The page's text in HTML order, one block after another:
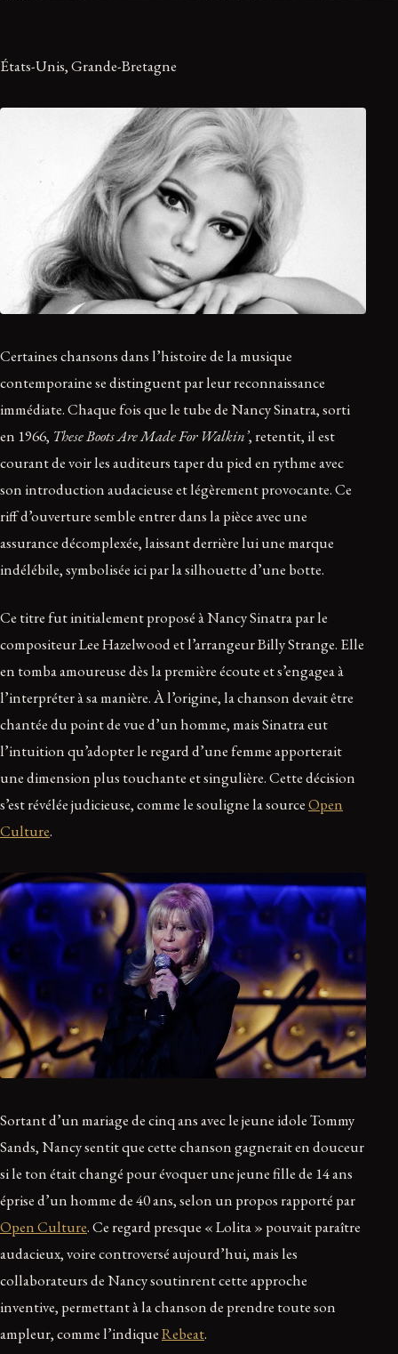
États-Unis, Grande-Bretagne
Certaines chansons dans l’histoire de la musique
contemporaine se distinguent par leur reconnaissance
immédiate. Chaque fois que le tube de Nancy Sinatra, sorti
en 1966, These Boots Are Made For Walkin’, retentit, il est
courant de voir les auditeurs taper du pied en rythme avec
son introduction audacieuse et légèrement provocante. Ce
riff d’ouverture semble entrer dans la pièce avec une
assurance décomplexée, laissant derrière lui une marque
indélébile, symbolisée ici par la silhouette d’une botte.
Ce titre fut initialement proposé à Nancy Sinatra par le
compositeur Lee Hazelwood et l’arrangeur Billy Strange. Elle
en tomba amoureuse dès la première écoute et s’engagea à
l’interpréter à sa manière. À l’origine, la chanson devait être
chantée du point de vue d’un homme, mais Sinatra eut
l’intuition qu’adopter le regard d’une femme apporterait
une dimension plus touchante et singulière. Cette décision
s’est révélée judicieuse, comme le souligne la sourceOpen
Culture.
Sortant d’un mariage de cinq ans avec le jeune idole Tommy
Sands, Nancy sentit que cette chanson gagnerait en douceur
si le ton était changé pour évoquer une jeune fille de 14 ans
éprise d’un homme de 40 ans, selon un propos rapporté par
Open Culture. Ce regard presque « Lolita » pouvait paraître
audacieux, voire controversé aujourd’hui, mais les
collaborateurs de Nancy soutinrent cette approche
inventive, permettant à la chanson de prendre toute son
ampleur, comme l’indiqueRebeat.